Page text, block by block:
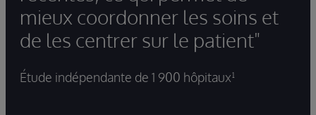
mieux coordonner les soins et
de les centrer sur le patient"
Étude indépendante de 1 900 hôpitaux¹